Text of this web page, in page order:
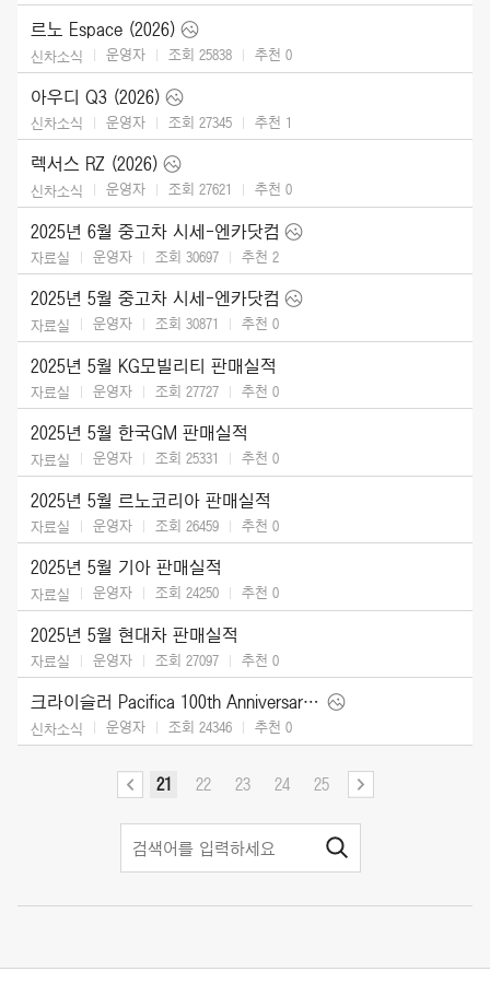
르노 Espace (2026)
신차소식 운영자 조회 25838 추천 0
아우디 Q3 (2026)
신차소식 운영자 조회 27345 추천 1
렉서스 RZ (2026)
신차소식 운영자 조회 27621 추천 0
2025년 6월 중고차 시세-엔카닷컴
자료실 운영자 조회 30697 추천 2
2025년 5월 중고차 시세-엔카닷컴
자료실 운영자 조회 30871 추천 0
2025년 5월 KG모빌리티 판매실적
자료실 운영자 조회 27727 추천 0
2025년 5월 한국GM 판매실적
자료실 운영자 조회 25331 추천 0
2025년 5월 르노코리아 판매실적
자료실 운영자 조회 26459 추천 0
2025년 5월 기아 판매실적
자료실 운영자 조회 24250 추천 0
2025년 5월 현대차 판매실적
자료실 운영자 조회 27097 추천 0
크라이슬러 Pacifica 100th Anniversary Edition (2026)
신차소식 운영자 조회 24346 추천 0
21 22 23 24 25